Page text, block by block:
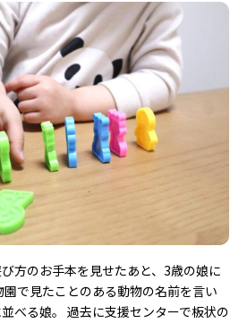
方のお手本を見せたあと、3歳の娘に
で見たことのある動物の名前を言い
べる娘。 過去に支援センターで板状の